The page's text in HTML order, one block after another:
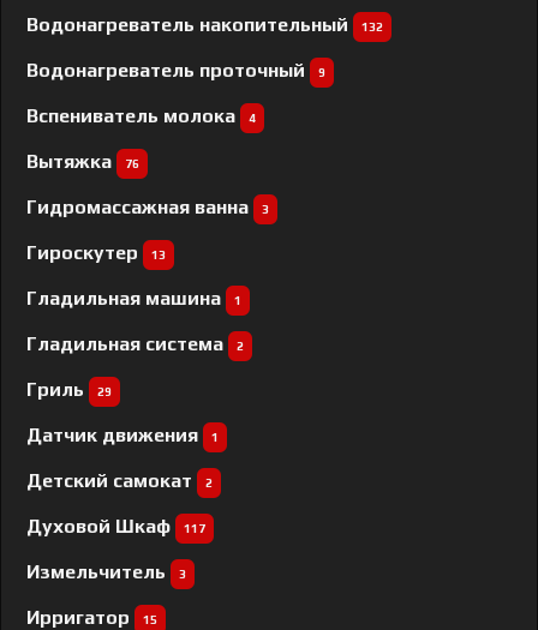
Водонагреватель накопительный 132
Водонагреватель проточный 9
Вспениватель молока 4
Вытяжка 76
Гидромассажная ванна 3
Гироскутер 13
Гладильная машина 1
Гладильная система 2
Гриль 29
Датчик движения 1
Детский самокат 2
Духовой Шкаф 117
Измельчитель 3
Ирригатор 15